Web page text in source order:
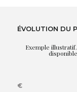
ÉVOLUTION DU
Exemple